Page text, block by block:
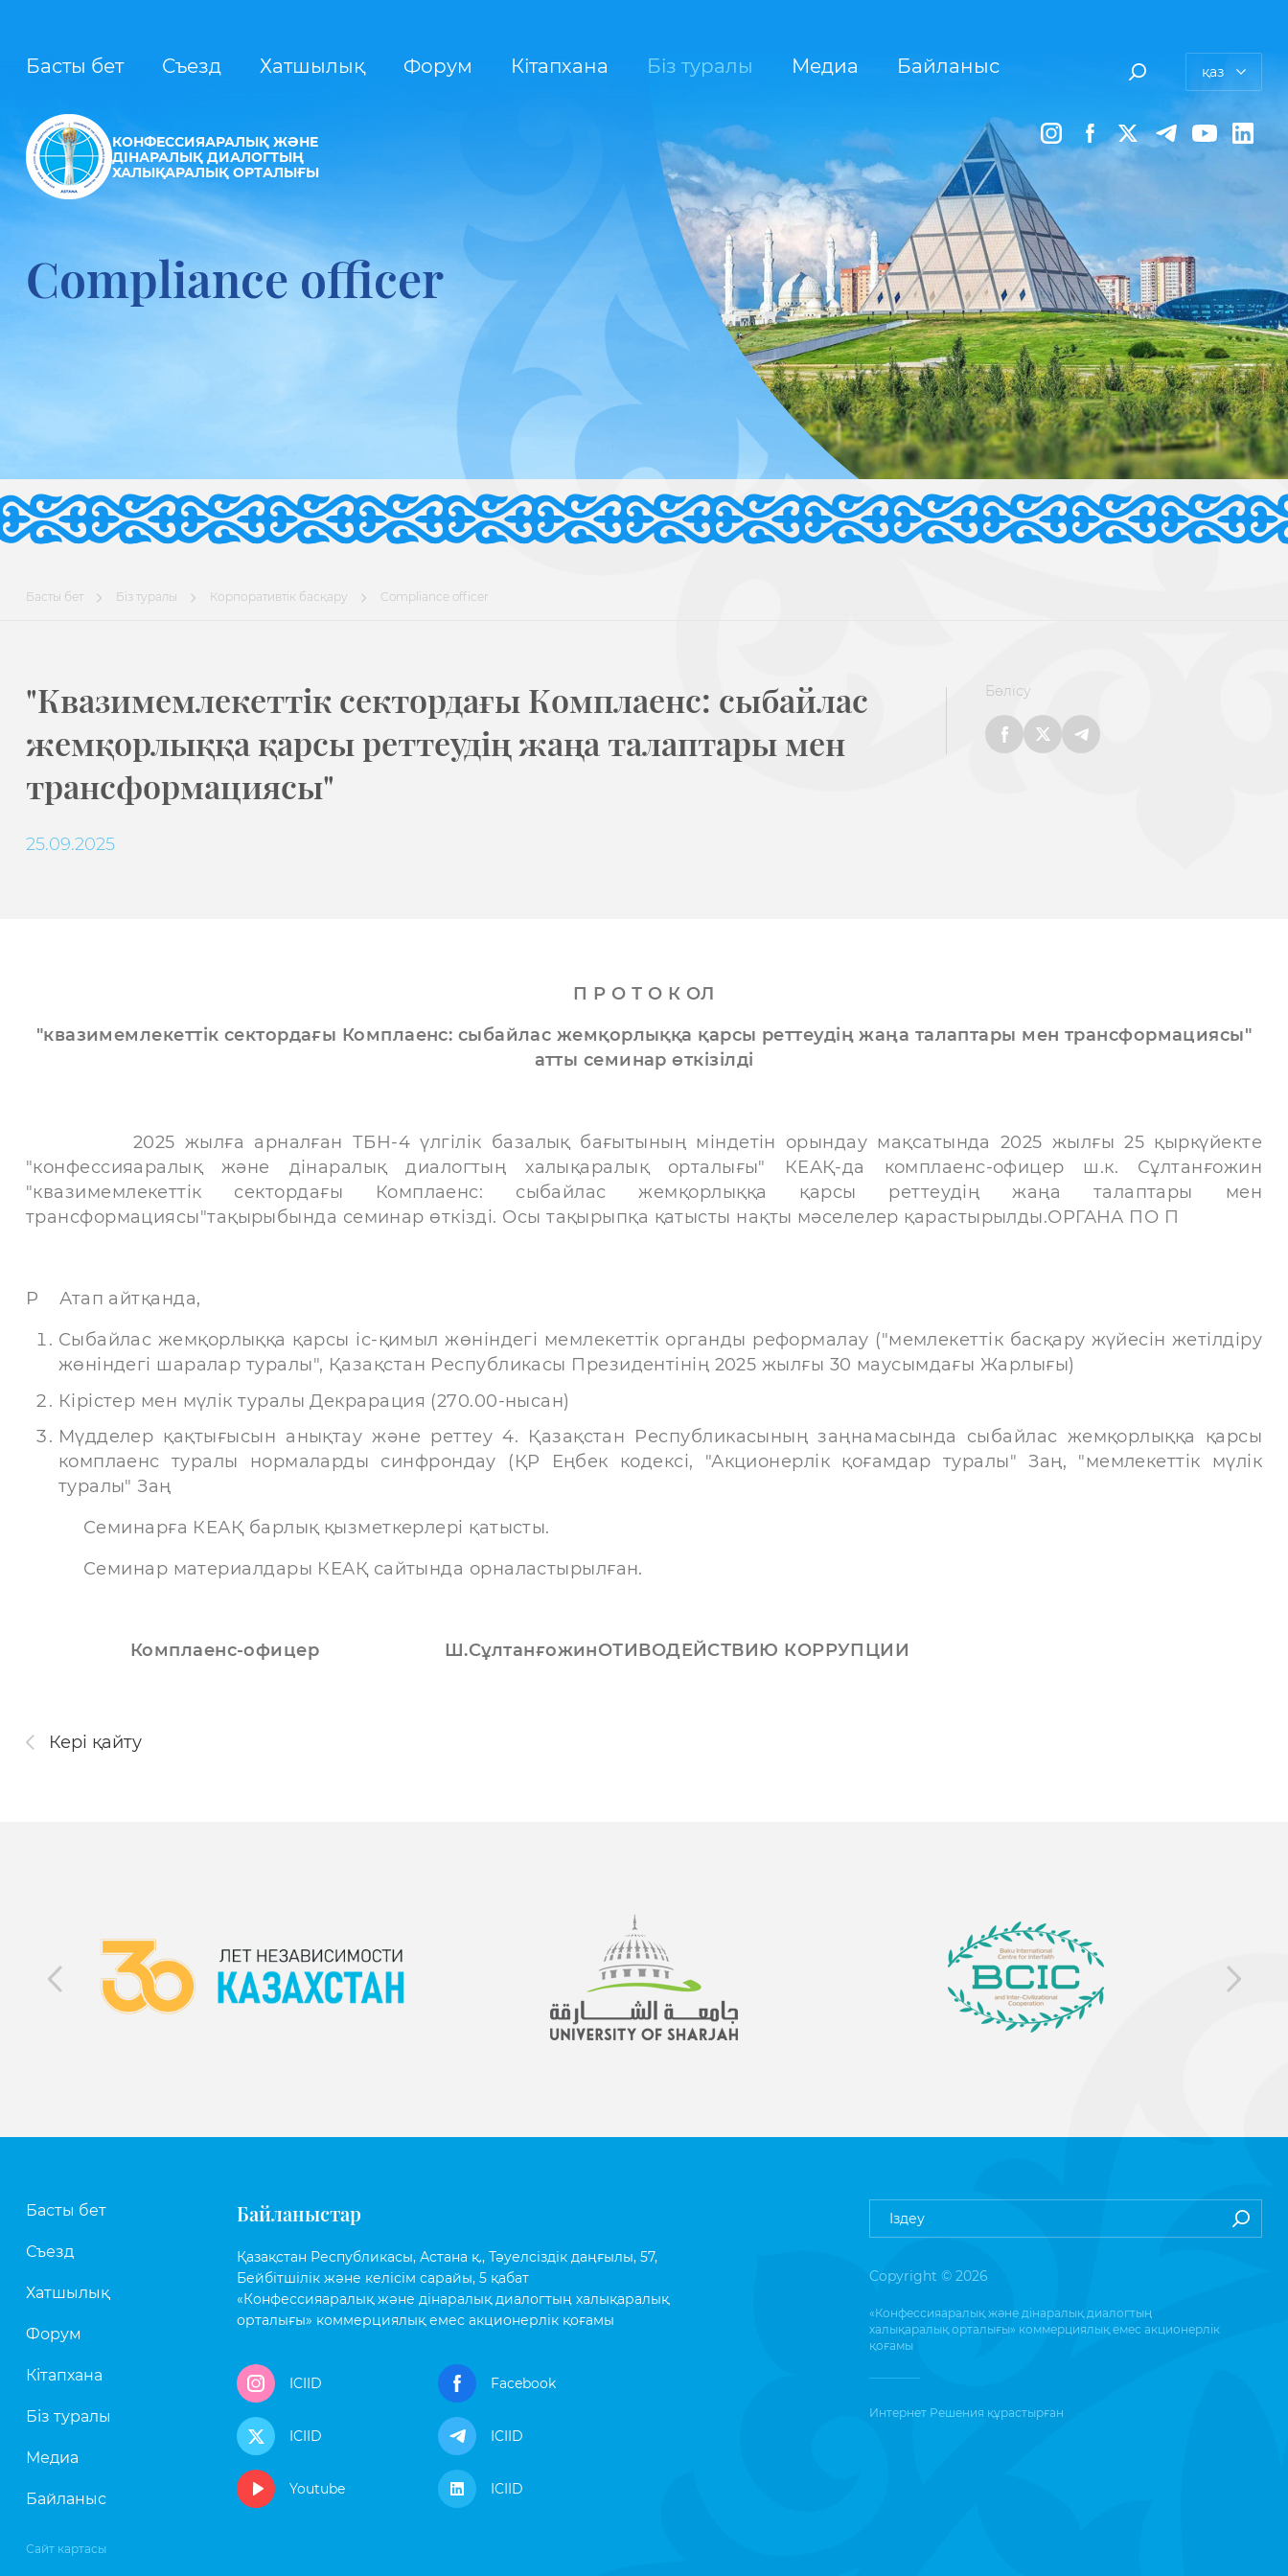
Басты бет Съезд Хатшылық Форум Кітапхана Біз туралы Медиа Байланыс қаз
КОНФЕССИЯАРАЛЫҚ ЖӘНЕ
ДІНАРАЛЫҚ ДИАЛОГТЫҢ
ХАЛЫҚАРАЛЫҚ ОРТАЛЫҒЫ
Compliance officer
Басты бет Біз туралы Корпоративтік басқару Compliance officer
"Квазимемлекеттік сектордағы Комплаенс: сыбайлас
жемқорлыққа қарсы реттеудің жаңа талаптары мен
трансформациясы"
25.09.2025
Бөлісу
П Р О Т О К ОЛ
"квазимемлекеттік сектордағы Комплаенс: сыбайлас жемқорлыққа қарсы реттеудің жаңа талаптары мен трансформациясы"
атты семинар өткізілді
2025 жылға арналған ТБН-4 үлгілік базалық бағытының міндетін орындау мақсатында 2025 жылғы 25 қыркүйекте
"конфессияаралық және дінаралық диалогтың халықаралық орталығы" КЕАҚ-да комплаенс-офицер ш.к. Сұлтанғожин
"квазимемлекеттік сектордағы Комплаенс: сыбайлас жемқорлыққа қарсы реттеудің жаңа талаптары мен
трансформациясы"тақырыбында семинар өткізді. Осы тақырыпқа қатысты нақты мәселелер қарастырылды.ОРГАНА ПО П
Р Атап айтқанда,
Сыбайлас жемқорлыққа қарсы іс-қимыл жөніндегі мемлекеттік органды реформалау ("мемлекеттік басқару жүйесін жетілдіру
жөніндегі шаралар туралы", Қазақстан Республикасы Президентінің 2025 жылғы 30 маусымдағы Жарлығы)
Кірістер мен мүлік туралы Декрарация (270.00-нысан)
Мүдделер қақтығысын анықтау және реттеу 4. Қазақстан Республикасының заңнамасында сыбайлас жемқорлыққа қарсы
комплаенс туралы нормаларды синфрондау (ҚР Еңбек кодексі, "Акционерлік қоғамдар туралы" Заң, "мемлекеттік мүлік
туралы" Заң
Семинарға КЕАҚ барлық қызметкерлері қатысты.
Семинар материалдары КЕАҚ сайтында орналастырылған.
Комплаенс-офицер Ш.СұлтанғожинОТИВОДЕЙСТВИЮ КОРРУПЦИИ
Кері қайту
Басты бет
Съезд
Хатшылық
Форум
Кітапхана
Біз туралы
Медиа
Байланыс
Сайт картасы
Байланыстар
Қазақстан Республикасы, Астана қ., Тәуелсіздік даңғылы, 57,
Бейбітшілік және келісім сарайы, 5 қабат
«Конфессияаралық және дінаралық диалогтың халықаралық
орталығы» коммерциялық емес акционерлік қоғамы
ICIID Facebook
ICIID ICIID
Youtube ICIID
Copyright © 2026
«Конфессияаралық және дінаралық диалогтың
халықаралық орталығы» коммерциялық емес акционерлік
қоғамы
Интернет Решения құрастырған